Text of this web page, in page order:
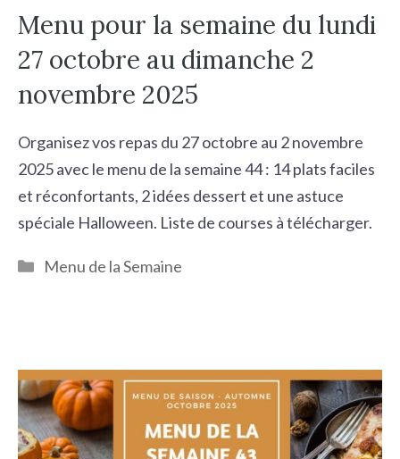
Menu pour la semaine du lundi
27 octobre au dimanche 2
novembre 2025
Organisez vos repas du 27 octobre au 2 novembre
2025 avec le menu de la semaine 44 : 14 plats faciles
et réconfortants, 2 idées dessert et une astuce
spéciale Halloween. Liste de courses à télécharger.
Catégories
Menu de la Semaine